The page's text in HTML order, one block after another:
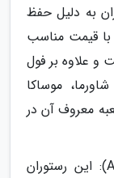
به دلیل حفظ
قیمت مناسب
و علاوه بر فول
موساکا
معروف آن در
آندریا مریوطیه (Andrea Mariouteya): این رستوران